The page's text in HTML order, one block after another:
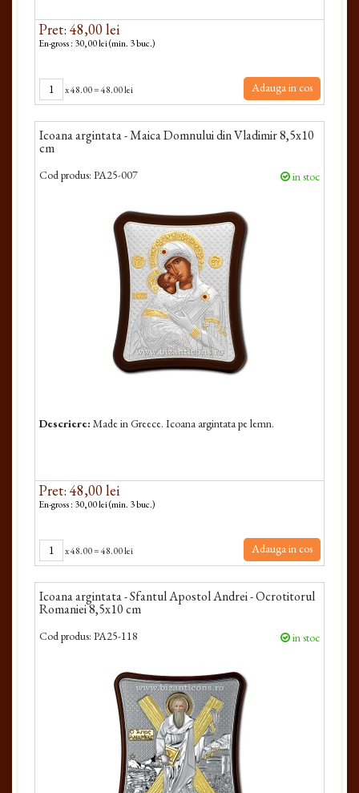
Pret: 48,00 lei
En-gross : 30,00 lei (min. 3 buc.)
x48.00=48.00 lei Adauga in cos
Icoana argintata - Maica Domnului din Vladimir 8,5x10
cm
Cod produs: PA25-007 in stoc
Descriere: Made in Greece. Icoana argintata pe lemn.
Pret: 48,00 lei
En-gross : 30,00 lei (min. 3 buc.)
x48.00=48.00 lei Adauga in cos
Icoana argintata - Sfantul Apostol Andrei - Ocrotitorul
Romaniei 8,5x10 cm
Cod produs: PA25-118 in stoc